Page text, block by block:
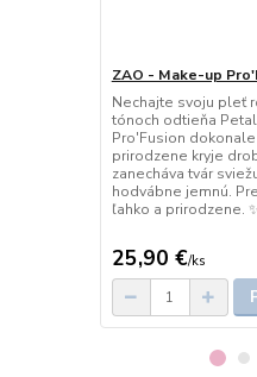
ZAO - Make-up
Nechajte svoju pleť
tónoch odtieňa
Pro'Fusion
prirodzene kryje
zanecháva tvár
hodvábne jemnú.
ľahko a prirodzene.
25,90 €/ks